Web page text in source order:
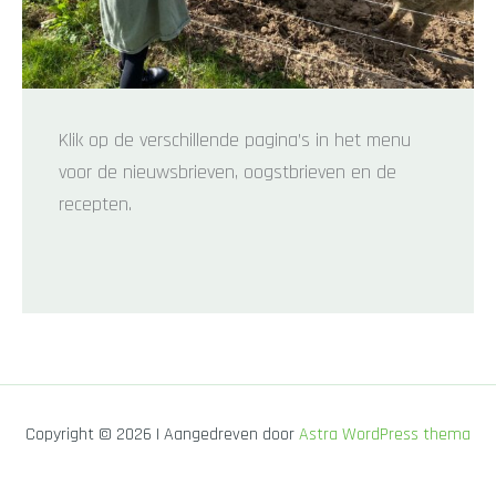
Klik op de verschillende pagina’s in het menu
voor de nieuwsbrieven, oogstbrieven en de
recepten.
Copyright © 2026 | Aangedreven doorAstra WordPress thema